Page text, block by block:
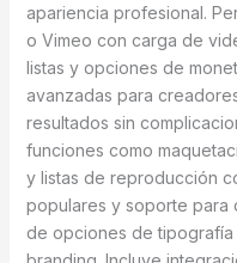
apariencia profesional.
o Vimeo con carga de
listas y opciones de
avanzadas para
resultados sin
funciones como
y listas de reproducción
populares y soporte para
de opciones de